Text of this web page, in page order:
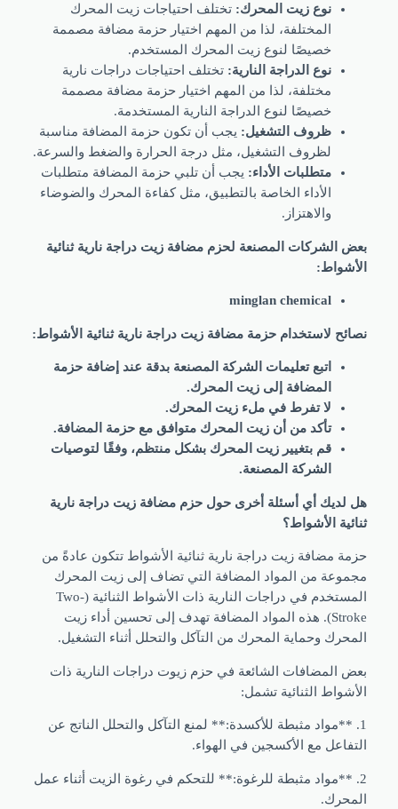
نوع زيت المحرك:
تختلف احتياجات زيت المحرك
المختلفة، لذا من المهم اختيار حزمة مضافة مصممة
خصيصًا لنوع زيت المحرك المستخدم.
نوع الدراجة النارية:تختلف احتياجات دراجات نارية
مختلفة، لذا من المهم اختيار حزمة مضافة مصممة
خصيصًا لنوع الدراجة النارية المستخدمة.
ظروف التشغيل:
يجب أن تكون حزمة المضافة مناسبة
لظروف التشغيل، مثل درجة الحرارة والضغط والسرعة.
متطلبات الأداء:يجب أن تلبي حزمة المضافة متطلبات
الأداء الخاصة بالتطبيق، مثل كفاءة المحرك والضوضاء
الشركات المصنعة لحزم مضافة زيت دراجة نارية ثنائية
minglan chemical
لاستخدام حزمة مضافة زيت دراجة نارية ثنائية الأشواط:
اتبع تعليمات الشركة المصنعة بدقة عند إضافة حزمة
المضافة إلى زيت المحرك.
لا تفرط في ملء زيت المحرك.
تأكد من أن زيت المحرك متوافق مع حزمة المضافة.
قم بتغيير زيت المحرك بشكل منتظم، وفقًا لتوصيات
الشركة المصنعة.
أي أسئلة أخرى حول حزم مضافة زيت دراجة نارية
الأشواط؟
مضافة زيت دراجة نارية ثنائية الأشواط تتكون عادةً من
من المواد المضافة التي تضاف إلى زيت المحرك
المستخدم في دراجات النارية ذات الأشواط الثنائية (Two-
Stroke). هذه المواد المضافة تهدف إلى تحسين أداء زيت
وحماية المحرك من التآكل والتحلل أثناء التشغيل.
المضافات الشائعة في حزم زيوت دراجات النارية ذات
الثنائية تشمل:
مثبطة للأكسدة:** لمنع التآكل والتحلل الناتج عن
مع الأكسجين في الهواء.
مثبطة للرغوة:** للتحكم في رغوة الزيت أثناء عمل